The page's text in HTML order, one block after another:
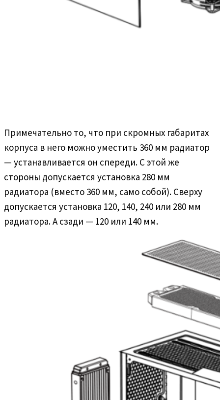
Примечательно то, что при скромных габаритах
корпуса в него можно уместить 360 мм радиатор
— устанавливается он спереди. С этой же
стороны допускается установка 280 мм
радиатора (вместо 360 мм, само собой). Сверху
допускается установка 120, 140, 240 или 280 мм
радиатора. А сзади — 120 или 140 мм.